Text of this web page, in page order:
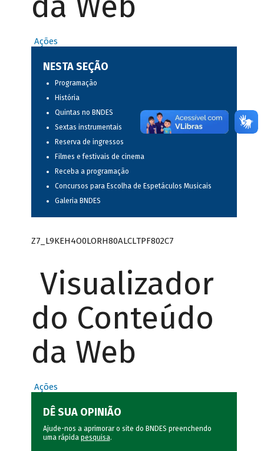
Ações
NESTA SEÇÃO
Programação
História
Quintas no BNDES
Sextas instrumentais
Reserva de ingressos
Filmes e festivais de cinema
Receba a programação
Concursos para Escolha de Espetáculos Musicais
Galeria BNDES
Z7_L9KEH4O0LORH80ALCLTPF802C7
Visualizador
do Conteúdo
da Web
Ações
DÊ SUA OPINIÃO
Ajude-nos a aprimorar o site do BNDES preenchendo
uma rápida pesquisa.